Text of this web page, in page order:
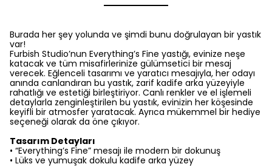
Burada her şey yolunda ve şimdi bunu doğrulayan bir yastık
var!
Furbish Studio’nun Everything’s Fine yastığı, evinize neşe
katacak ve tüm misafirlerinize gülümsetici bir mesaj
verecek. Eğlenceli tasarımı ve yaratıcı mesajıyla, her odayı
anında canlandıran bu yastık, zarif kadife arka yüzeyiyle
rahatlığı ve estetiği birleştiriyor. Canlı renkler ve el işlemeli
detaylarla zenginleştirilen bu yastık, evinizin her köşesinde
keyifli bir atmosfer yaratacak. Ayrıca mükemmel bir hediye
seçeneği olarak da öne çıkıyor.
Tasarım Detayları
• “Everything’s Fine” mesajı ile modern bir dokunuş
• Lüks ve yumuşak dokulu kadife arka yüzey